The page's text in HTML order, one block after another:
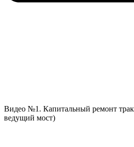
Видео №1. Капитальный ремонт
ведущий мост)